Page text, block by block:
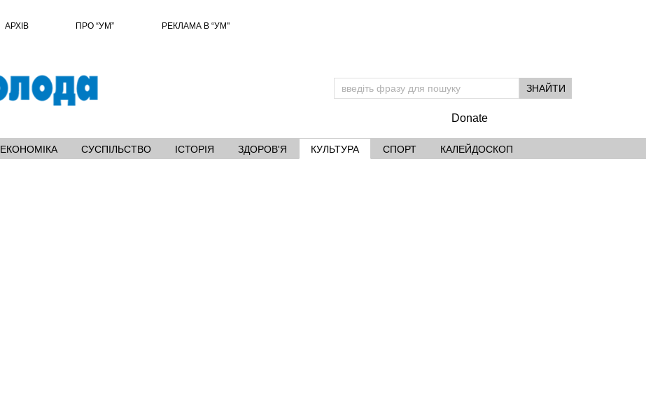
АРХІВ ПРО “УМ” РЕКЛАМА В “УМ"
Donate
ЕКОНОМІКА СУСПІЛЬСТВО ІСТОРІЯ ЗДОРОВ'Я КУЛЬТУРА СПОРТ КАЛЕЙДОСКОП